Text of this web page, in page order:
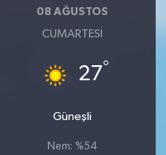
08 AĞUSTOS
CUMARTESI
27°
Güneşli
Nem: %54